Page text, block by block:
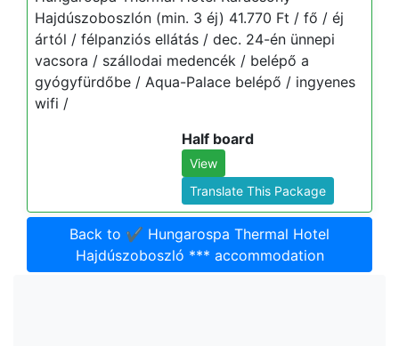
Hajdúszoboszlón (min. 3 éj) 41.770 Ft / fő / éj
ártól / félpanziós ellátás / dec. 24-én ünnepi
vacsora / szállodai medencék / belépő a
gyógyfürdőbe / Aqua-Palace belépő / ingyenes
wifi /
Half board
View
Translate This Package
Back to ✔️ Hungarospa Thermal Hotel
Hajdúszoboszló *** accommodation